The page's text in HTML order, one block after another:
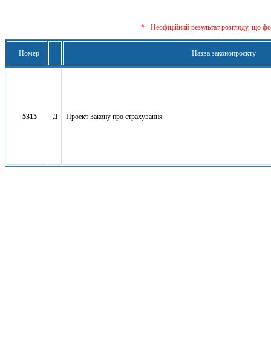
* - Неофіційний результат розгляду, що
Номер Назва законопроєкту
5315 Д Проект Закону про страхування